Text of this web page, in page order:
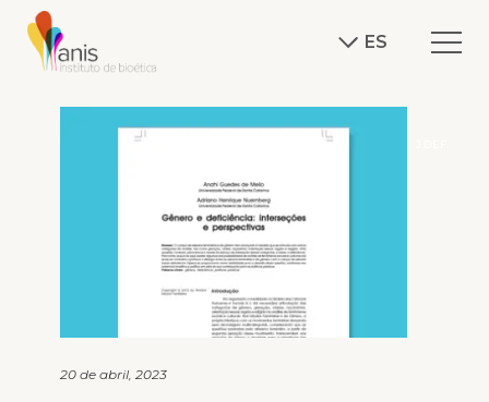
ES
20 de abril, 2023